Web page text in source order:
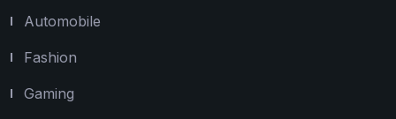
Automobile
Fashion
Gaming